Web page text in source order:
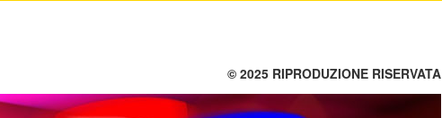
© 2025 RIPRODUZIONE RISERVATA